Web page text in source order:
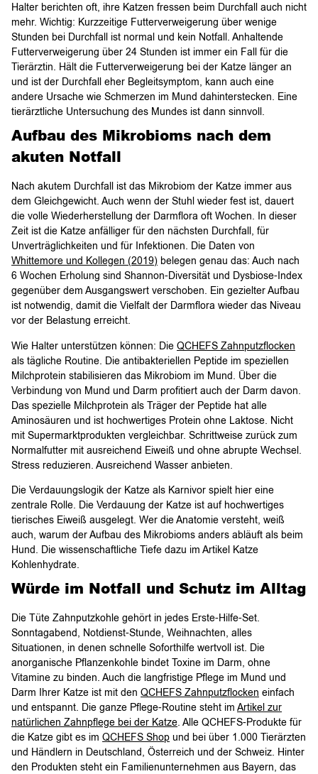
Halter berichten oft, ihre Katzen fressen beim Durchfall auch nicht
mehr. Wichtig: Kurzzeitige Futterverweigerung über wenige
Stunden bei Durchfall ist normal und kein Notfall. Anhaltende
Futterverweigerung über 24 Stunden ist immer ein Fall für die
Tierärztin. Hält die Futterverweigerung bei der Katze länger an
und ist der Durchfall eher Begleitsymptom, kann auch eine
andere Ursache wie Schmerzen im Mund dahinterstecken. Eine
tierärztliche Untersuchung des Mundes ist dann sinnvoll.
Aufbau des Mikrobioms nach dem
akuten Notfall
Nach akutem Durchfall ist das Mikrobiom der Katze immer aus
dem Gleichgewicht. Auch wenn der Stuhl wieder fest ist, dauert
die volle Wiederherstellung der Darmflora oft Wochen. In dieser
Zeit ist die Katze anfälliger für den nächsten Durchfall, für
Unverträglichkeiten und für Infektionen. Die Daten von
Whittemore und Kollegen (2019) belegen genau das: Auch nach
6 Wochen Erholung sind Shannon-Diversität und Dysbiose-Index
gegenüber dem Ausgangswert verschoben. Ein gezielter Aufbau
ist notwendig, damit die Vielfalt der Darmflora wieder das Niveau
vor der Belastung erreicht.
Wie Halter unterstützen können: Die QCHEFS Zahnputzflocken
als tägliche Routine. Die antibakteriellen Peptide im speziellen
Milchprotein stabilisieren das Mikrobiom im Mund. Über die
Verbindung von Mund und Darm profitiert auch der Darm davon.
Das spezielle Milchprotein als Träger der Peptide hat alle
Aminosäuren und ist hochwertiges Protein ohne Laktose. Nicht
mit Supermarktprodukten vergleichbar. Schrittweise zurück zum
Normalfutter mit ausreichend Eiweiß und ohne abrupte Wechsel.
Stress reduzieren. Ausreichend Wasser anbieten.
Die Verdauungslogik der Katze als Karnivor spielt hier eine
zentrale Rolle. Die Verdauung der Katze ist auf hochwertiges
tierisches Eiweiß ausgelegt. Wer die Anatomie versteht, weiß
auch, warum der Aufbau des Mikrobioms anders abläuft als beim
Hund. Die wissenschaftliche Tiefe dazu im Artikel Katze
Kohlenhydrate.
Würde im Notfall und Schutz im Alltag
Die Tüte Zahnputzkohle gehört in jedes Erste-Hilfe-Set.
Sonntagabend, Notdienst-Stunde, Weihnachten, alles
Situationen, in denen schnelle Soforthilfe wertvoll ist. Die
anorganische Pflanzenkohle bindet Toxine im Darm, ohne
Vitamine zu binden. Auch die langfristige Pflege im Mund und
Darm Ihrer Katze ist mit den QCHEFS Zahnputzflocken einfach
und entspannt. Die ganze Pflege-Routine steht im Artikel zur
natürlichen Zahnpflege bei der Katze. Alle QCHEFS-Produkte für
die Katze gibt es im QCHEFS Shop und bei über 1.000 Tierärzten
und Händlern in Deutschland, Österreich und der Schweiz. Hinter
den Produkten steht ein Familienunternehmen aus Bayern, das